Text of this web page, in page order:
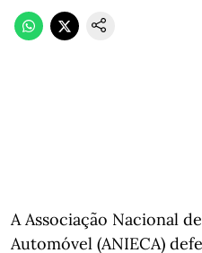
A Associação Nacional
Automóvel (ANIECA)